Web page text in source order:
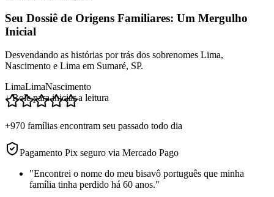
Seu Dossiê de Origens Familiares: Um Mergulho
Inicial
Desvendando as histórias por trás dos sobrenomes Lima,
Nascimento e Lima em Sumaré, SP.
LimaLimaNascimento
↓ Role para iniciar a leitura
+970 famílias encontram seu passado todo dia
Pagamento Pix seguro via Mercado Pago
"Encontrei o nome do meu bisavô português que minha
família tinha perdido há 60 anos."